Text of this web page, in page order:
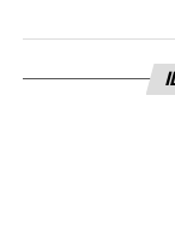
centralità in
Gattuso.